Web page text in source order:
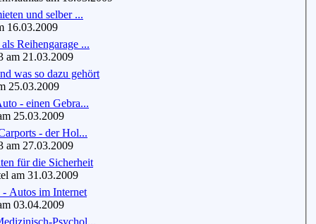
und selber ...
Reihengarage ...
21.03.2009
was so dazu gehört
25.03.2009
- einen Gebra...
25.03.2009
- der Hol...
27.03.2009
für die Sicherheit
am 31.03.2009
Autos im Internet
03.04.2009